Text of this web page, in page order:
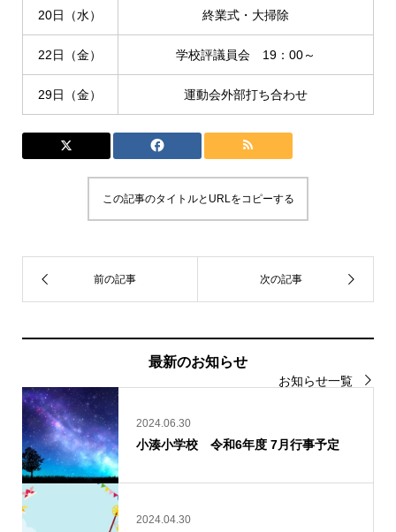
20日（水） 終業式・大掃除
22日（金） 学校評議員会 19：00～
29日（金） 運動会外部打ち合わせ
この記事のタイトルとURLをコピーする
最新のお知らせ
お知らせ一覧
2024.06.30
小湊小学校 令和6年度 7月行事予定
2024.04.30